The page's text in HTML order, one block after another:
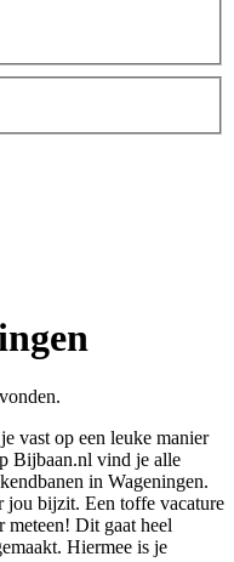
vast op een leuke manier
Bijbaan.nl vind je alle
in Wageningen.
jou bijzit. Een toffe vacature
meteen! Dit gaat heel
Hiermee is je